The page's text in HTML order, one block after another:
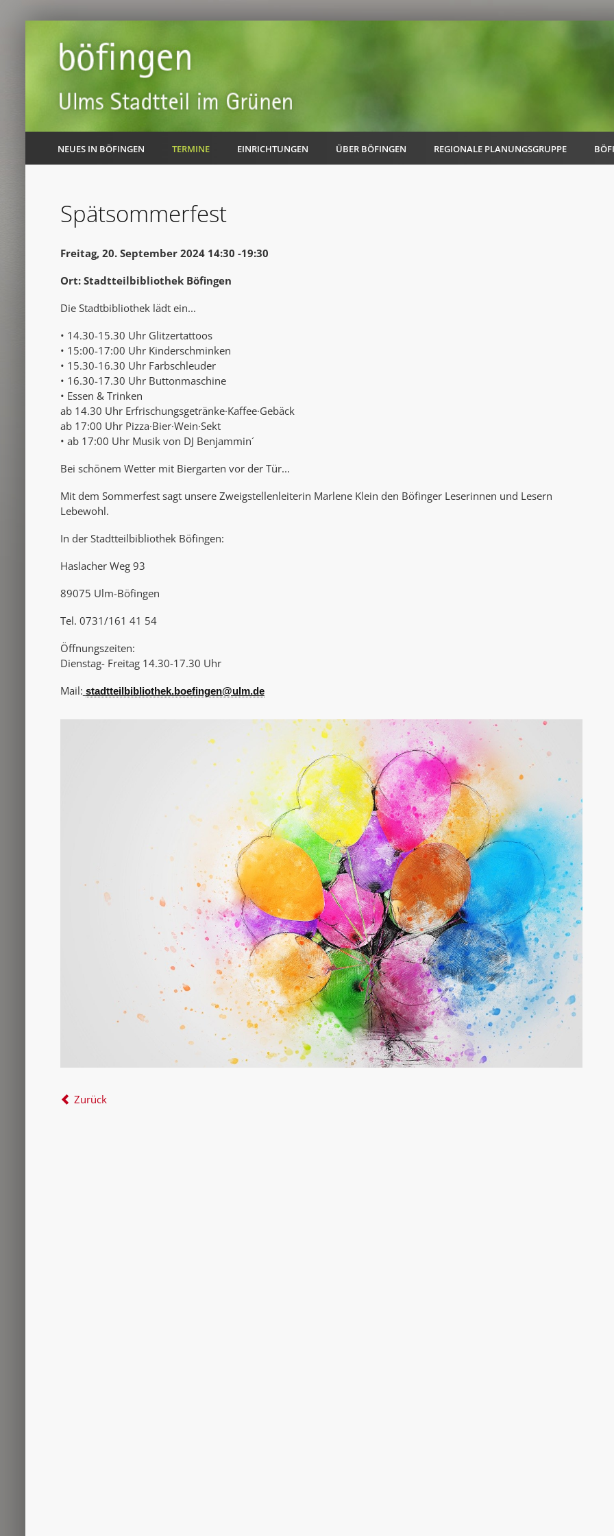
NEUES IN BÖFINGEN TERMINE EINRICHTUNGEN ÜBER BÖFINGEN REGIONALE PLANUNGSGRUPPE
Spätsommerfest
Freitag, 20. September 2024 14:30 -19:30
Ort: Stadtteilbibliothek Böfingen
Die Stadtbibliothek lädt ein...
• 14.30-15.30 Uhr Glitzertattoos
• 15:00-17:00 Uhr Kinderschminken
• 15.30-16.30 Uhr Farbschleuder
• 16.30-17.30 Uhr Buttonmaschine
• Essen & Trinken
ab 14.30 Uhr Erfrischungsgetränke·Kaffee·Gebäck
ab 17:00 Uhr Pizza·Bier·Wein·Sekt
• ab 17:00 Uhr Musik von DJ Benjammin´
Bei schönem Wetter mit Biergarten vor der Tür...
Mit dem Sommerfest sagt unsere Zweigstellenleiterin Marlene Klein den Böfinger Leserinnen und Lesern
Lebewohl.
In der Stadtteilbibliothek Böfingen:
Haslacher Weg 93
89075 Ulm-Böfingen
Tel. 0731/161 41 54
Öffnungszeiten:
Dienstag- Freitag 14.30-17.30 Uhr
Mail: stadtteilbibliothek.boefingen@ulm.de
Zurück